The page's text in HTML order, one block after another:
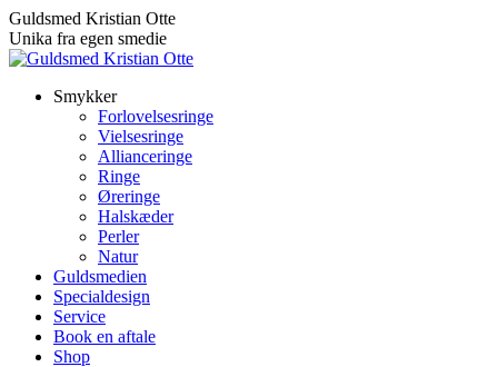
Skip
to
content
Guldsmed Kristian Otte
Unika fra egen smedie
Smykker
Forlovelsesringe
Vielsesringe
Allianceringe
Ringe
Øreringe
Halskæder
Perler
Natur
Guldsmedien
Specialdesign
Service
Book en aftale
Shop